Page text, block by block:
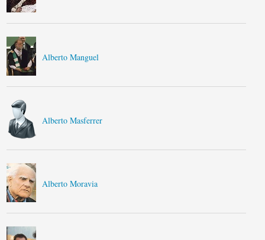
Alberto Manguel
Alberto Masferrer
Alberto Moravia